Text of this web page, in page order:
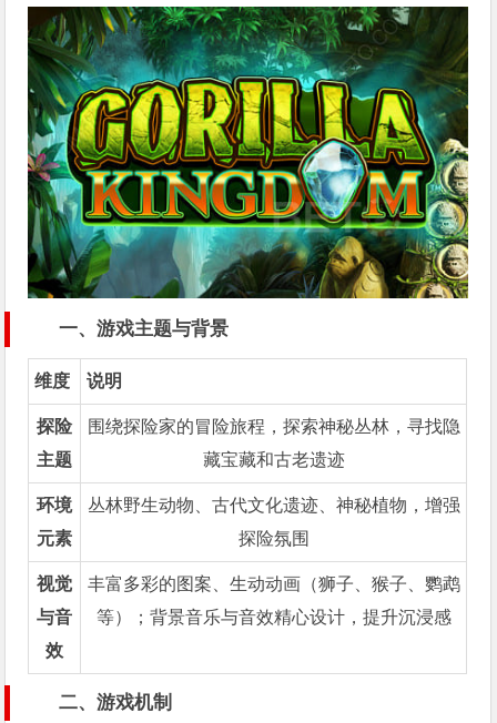
一、游戏主题与背景
维度 说明
探险
主题
围绕探险家的冒险旅程，探索神秘丛林，寻找隐
藏宝藏和古老遗迹
环境
元素
丛林野生动物、古代文化遗迹、神秘植物，增强
探险氛围
视觉
与音
效
丰富多彩的图案、生动动画（狮子、猴子、鹦鹉
等）；背景音乐与音效精心设计，提升沉浸感
二、游戏机制